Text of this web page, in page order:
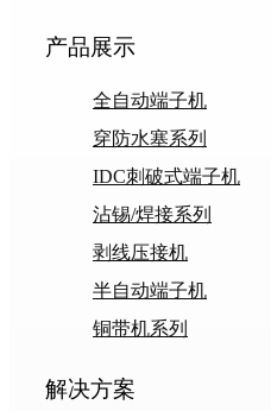
产品展示
全自动端子机
穿防水塞系列
IDC刺破式端子机
沾锡/焊接系列
剥线压接机
半自动端子机
铜带机系列
解决方案